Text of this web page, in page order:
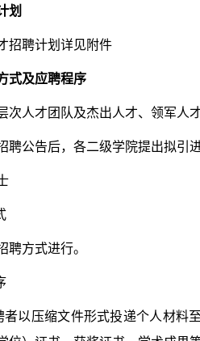
划
聘计划详见附件
式及应聘程序
人才团队及杰出人才、领军人
公告后，各二级学院提出拟引进
方式进行。
压缩文件形式投递个人材料